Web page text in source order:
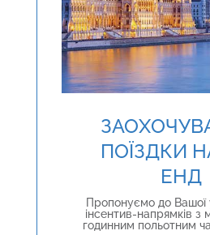
ПОЇЗДКИ
ЕНД
Пропонуємо до
інсентив-напрямків з
годинним польотним